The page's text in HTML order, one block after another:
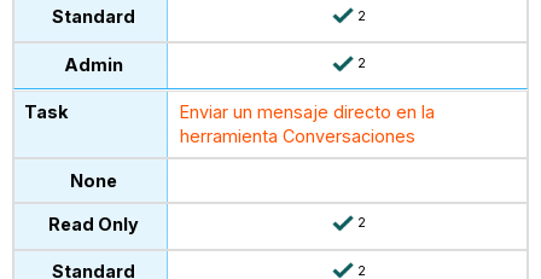
2
2
Enviar un mensaje directo en la
herramienta Conversaciones
2
2